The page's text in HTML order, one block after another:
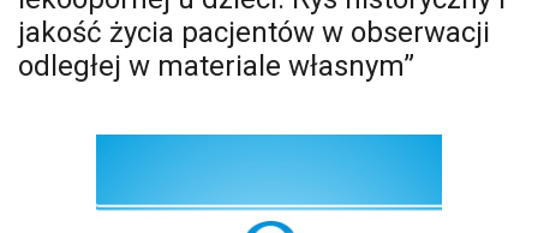
jakość życia pacjentów w obserwacji
odległej w materiale własnym”